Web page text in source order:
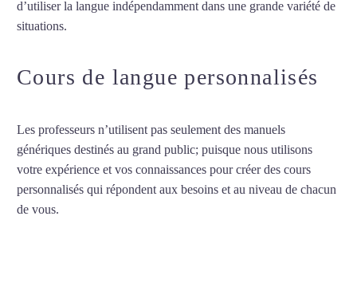
d’utiliser la langue indépendamment dans une grande variété de
situations.
Cours de langue personnalisés
Les professeurs n’utilisent pas seulement des manuels
génériques destinés au grand public; puisque nous utilisons
votre expérience et vos connaissances pour créer des cours
personnalisés qui répondent aux besoins et au niveau de chacun
de vous.